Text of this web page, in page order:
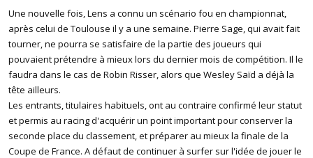
Une nouvelle fois, Lens a connu un scénario fou en championnat,
après celui de Toulouse il y a une semaine. Pierre Sage, qui avait fait
tourner, ne pourra se satisfaire de la partie des joueurs qui
pouvaient prétendre à mieux lors du dernier mois de compétition. Il le
faudra dans le cas de Robin Risser, alors que Wesley Saïd a déjà la
tête ailleurs.
Les entrants, titulaires habituels, ont au contraire confirmé leur statut
et permis au racing d'acquérir un point important pour conserver la
seconde place du classement, et préparer au mieux la finale de la
Coupe de France. A défaut de continuer à surfer sur l'idée de jouer le